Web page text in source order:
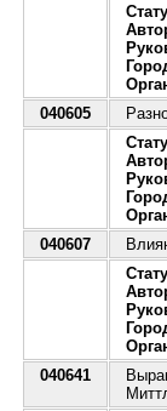
040605
040607
040641